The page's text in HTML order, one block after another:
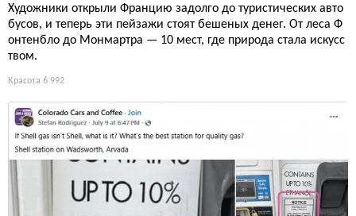
Художники открыли Францию задолго до туристических авто
бусов, и теперь эти пейзажи стоят бешеных денег. От леса Ф
онтенбло до Монмартра — 10 мест, где природа стала искусс
твом.
Красота 6 992